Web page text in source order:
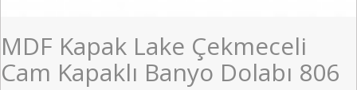
MDF Kapak Lake Çekmeceli
Cam Kapaklı Banyo Dolabı 806